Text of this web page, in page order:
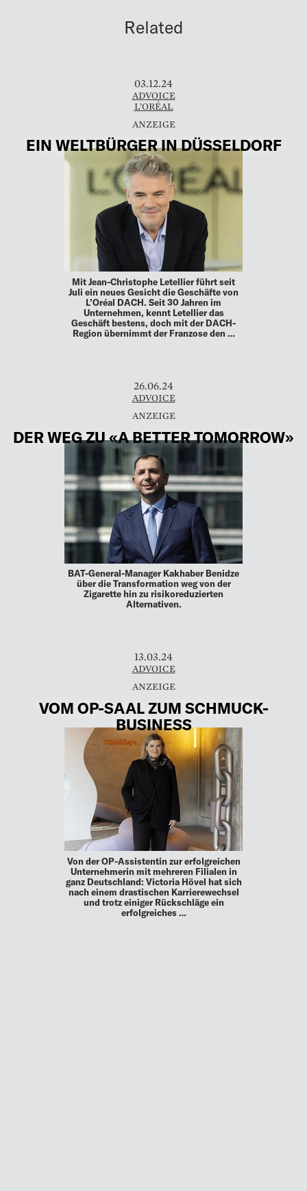
Related
03.12.24
ADVOICE
L’ORÉAL
EIN WELTBÜRGER IN DÜSSELDORF
Mit Jean-Christophe Letellier führt seit
Juli ein neues Gesicht die Geschäfte von
L’Oréal DACH. Seit 30 Jahren im
Unternehmen, kennt Letellier das
Geschäft bestens, doch mit der DACH-
Region übernimmt der Franzose den …
26.06.24
ADVOICE
DER WEG ZU «A BETTER TOMORROW»
BAT-General-Manager Kakhaber Benidze
über die Transformation weg von der
Zigarette hin zu risikoreduzierten
Alternativen.
13.03.24
ADVOICE
VOM OP-SAAL ZUM SCHMUCK-
BUSINESS
Von der OP-Assistentin zur erfolgreichen
Unternehmerin mit mehreren Filialen in
ganz Deutschland: Victoria Hövel hat sich
nach einem drastischen Karrierewechsel
und trotz einiger Rückschläge ein
erfolgreiches …